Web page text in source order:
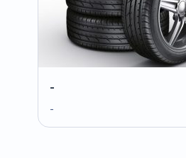
-
-